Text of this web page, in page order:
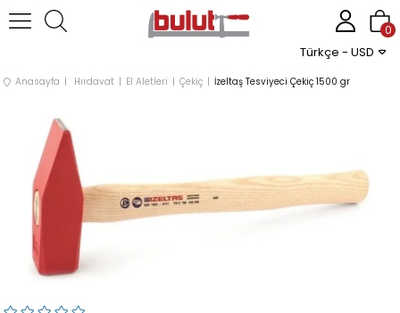
Türkçe - USD
0
Anasayfa Hırdavat El Aletleri Çekiç İzeltaş Tesviyeci Çekiç 1500 gr